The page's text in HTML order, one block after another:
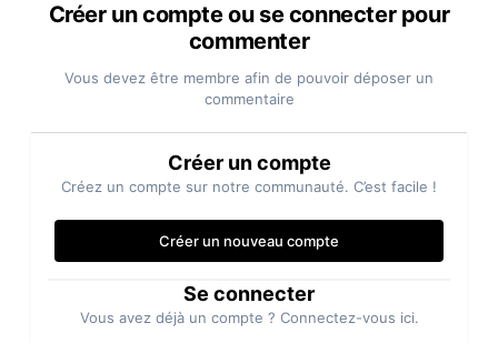
Créer un compte ou se connecter pour
commenter
Vous devez être membre afin de pouvoir déposer un
commentaire
Créer un compte
Créez un compte sur notre communauté. C’est facile !
Créer un nouveau compte
Se connecter
Vous avez déjà un compte ? Connectez-vous ici.